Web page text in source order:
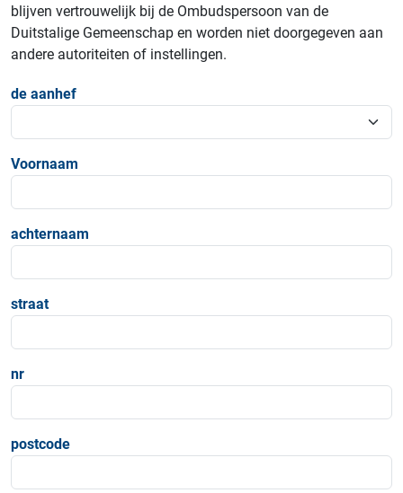
blijven vertrouwelijk bij de Ombudspersoon van de
Duitstalige Gemeenschap en worden niet doorgegeven aan
andere autoriteiten of instellingen.
de aanhef
Voornaam
achternaam
straat
nr
postcode